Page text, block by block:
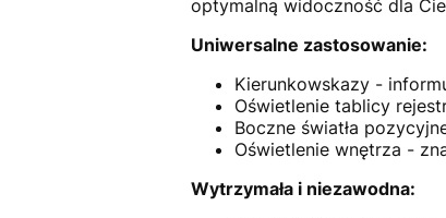
optymalną widoczność dla
Uniwersalne zastosowanie:
Kierunkowskazy -
Oświetlenie tablicy
Boczne światła
Oświetlenie wnętrza -
Wytrzymała i niezawodna: